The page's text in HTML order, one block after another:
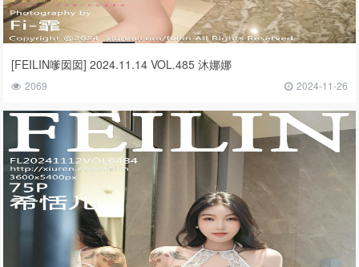
[FEILIN嗲囡囡] 2024.11.14 VOL.485 沐娜娜
2069 2024-11-26